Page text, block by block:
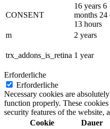
CONSENT
16 years 6
months 24
13 hours
m 2 years
trx_addons_is_retina 1 year
Erforderliche
Erforderliche
Necessary cookies are
function properly. These
security features of the website,
Cookie
Dauer